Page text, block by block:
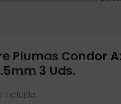
Plumas Condor
3 Uds.
incluido